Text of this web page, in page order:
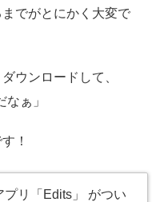
でがとにかく大変で
ウンロードして、
ぁ」
！
プリ「Edits」 がつい